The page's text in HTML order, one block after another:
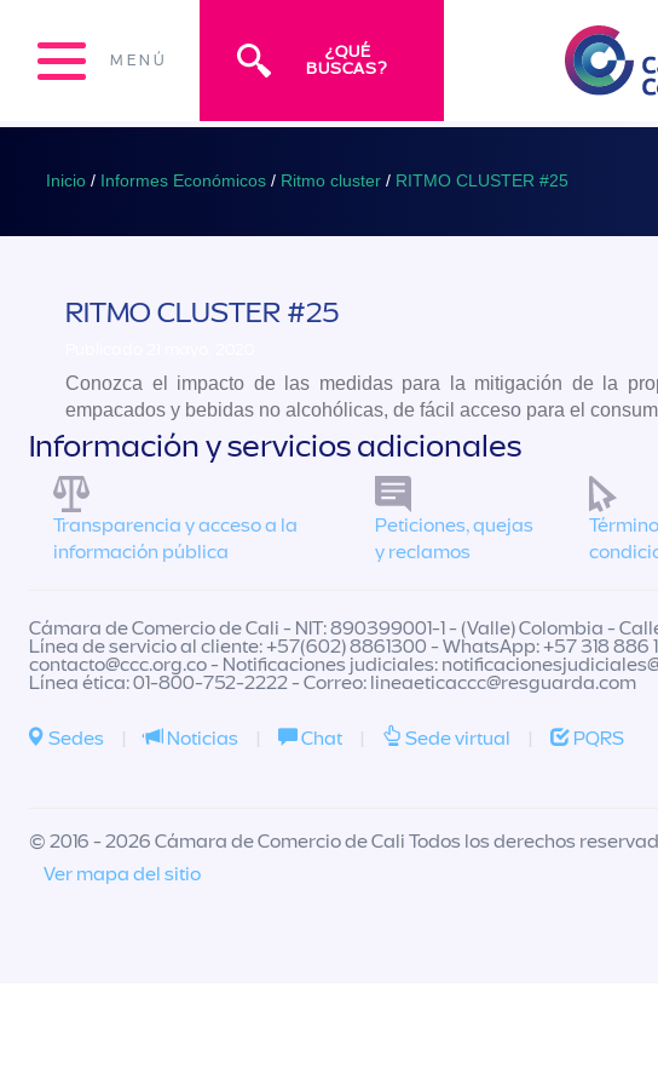
MENÚ
¿QUÉ
BUSCAS?
Inicio / Informes Económicos / Ritmo cluster / RITMO CLUSTER #25
RITMO CLUSTER #25
Conozca el impacto de las medidas para la mitigación de la
empacados y bebidas no alcohólicas, de fácil acceso para el
Información y servicios adicionales
Transparencia y acceso a la
información pública
Peticiones, quejas
y reclamos
Cámara de Comercio de Cali - NIT: 890399001-1 - (Valle) Colombia -
Línea de servicio al cliente: +57(602) 8861300 - WhatsApp: +57 318 886
contacto@ccc.org.co- Notificaciones judiciales:
Línea ética: 01-800-752-2222 - Correo: lineaeticaccc@resguarda.com
Sedes | Noticias | Chat | Sede virtual | PQRS
© 2016 - 2026 Cámara de Comercio de Cali Todos los derechos
Ver mapa del sitio